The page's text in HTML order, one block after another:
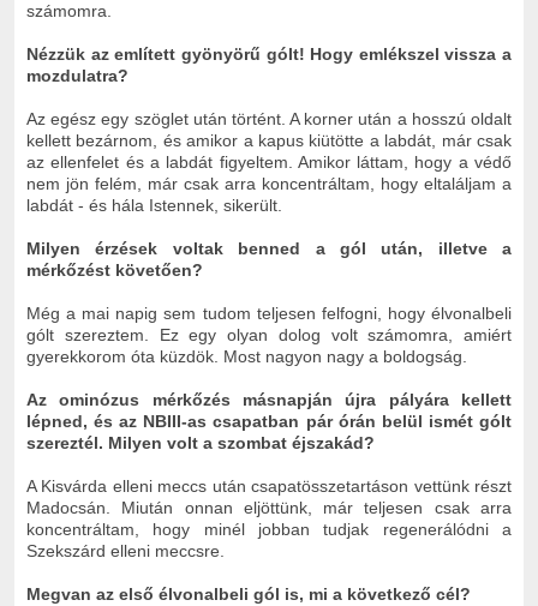
számomra.
Nézzük az említett gyönyörű gólt! Hogy emlékszel vissza a
mozdulatra?
Az egész egy szöglet után történt. A korner után a hosszú oldalt
kellett bezárnom, és amikor a kapus kiütötte a labdát, már csak
az ellenfelet és a labdát figyeltem. Amikor láttam, hogy a védő
nem jön felém, már csak arra koncentráltam, hogy eltaláljam a
labdát - és hála Istennek, sikerült.
Milyen érzések voltak benned a gól után, illetve a
mérkőzést követően?
Még a mai napig sem tudom teljesen felfogni, hogy élvonalbeli
gólt szereztem. Ez egy olyan dolog volt számomra, amiért
gyerekkorom óta küzdök. Most nagyon nagy a boldogság.
Az ominózus mérkőzés másnapján újra pályára kellett
lépned, és az NBIII-as csapatban pár órán belül ismét gólt
szereztél. Milyen volt a szombat éjszakád?
A Kisvárda elleni meccs után csapatösszetartáson vettünk részt
Madocsán. Miután onnan eljöttünk, már teljesen csak arra
koncentráltam, hogy minél jobban tudjak regenerálódni a
Szekszárd elleni meccsre.
Megvan az első élvonalbeli gól is, mi a következő cél?